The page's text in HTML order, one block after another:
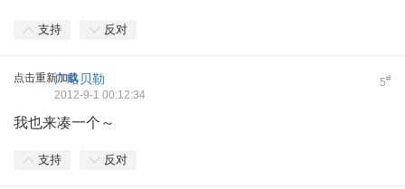
支持 反对
点击重新加载 5#
广略贝勒
2012-9-1 00:12:34
我也来凑一个～
支持 反对